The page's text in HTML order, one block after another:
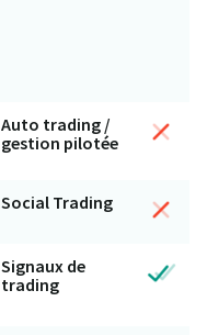
Auto trading /
gestion pilotée
Social Trading
Signaux de
trading